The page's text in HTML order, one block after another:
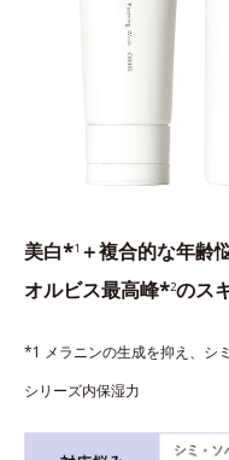
美白*1 ＋複合的な年齢
オルビス最高峰*2のス
*1 メラニンの生成を抑え、
シリーズ内保湿力